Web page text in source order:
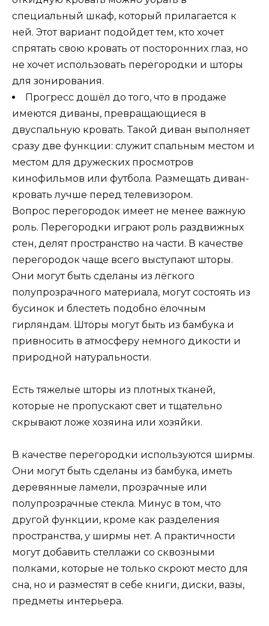
специальный шкаф, который прилагается к
ней. Этот вариант подойдет тем, кто хочет
спрятать свою кровать от посторонних глаз, но
не хочет использовать перегородки и шторы
для зонирования.
Прогресс дошёл до того, что в продаже
имеются диваны, превращающиеся в
двуспальную кровать. Такой диван выполняет
сразу две функции: служит спальным местом и
местом для дружеских просмотров
кинофильмов или футбола. Размещать диван-
кровать лучше перед телевизором.
Вопрос перегородок имеет не менее важную
роль. Перегородки играют роль раздвижных
стен, делят пространство на части. В качестве
перегородок чаще всего выступают шторы.
Они могут быть сделаны из лёгкого
полупрозрачного материала, могут состоять из
бусинок и блестеть подобно ёлочным
гирляндам. Шторы могут быть из бамбука и
привносить в атмосферу немного дикости и
природной натуральности.
Есть тяжелые шторы из плотных тканей,
которые не пропускают свет и тщательно
скрывают ложе хозяина или хозяйки.
В качестве перегородки используются ширмы.
Они могут быть сделаны из бамбука, иметь
деревянные ламели, прозрачные или
полупрозрачные стекла. Минус в том, что
другой функции, кроме как разделения
пространства, у ширмы нет. А практичности
могут добавить стеллажи со сквозными
полками, которые не только скроют место для
сна, но и разместят в себе книги, диски, вазы,
предметы интерьера.